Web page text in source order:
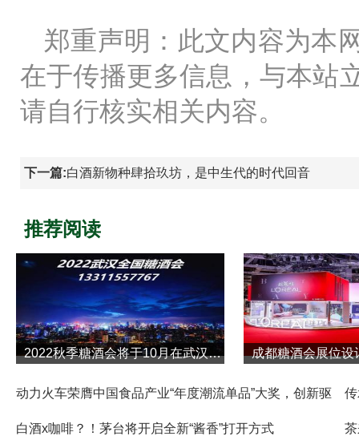
郑重声明：此文内容为本
在于传播更多信息，与本站
请自行核实相关内容。
下一篇:白酒新物种肆拾玖坊，是中生代的时代回音
推荐阅读
2022秋季糖酒会将于10月在武汉举行！ 成都糖酒会展位设
动力火车荣膺中国食品产业“年度潮流单品”大奖，创新驱
白酒x咖啡？！茅台将开启全新“酱香”打开方式